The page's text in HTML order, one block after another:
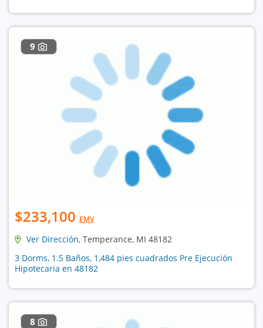
9
$233,100 EMV
Ver Dirección, Temperance, MI 48182
3 Dorms, 1.5 Baños, 1,484 pies cuadrados Pre Ejecución
Hipotecaria en 48182
8